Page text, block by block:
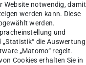
Website notwendig, damit
werden kann. Diese
werden.
und
die Auswertung
„Matomo“ regelt.
Cookies erhalten Sie in